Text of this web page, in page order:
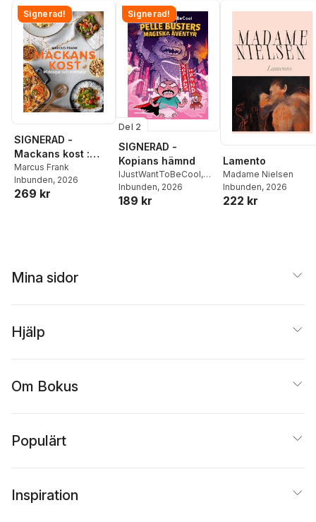
Signerad!
SIGNERAD -
Mackans kost :
Middagar och
matlådor
Marcus Frank
Inbunden, 2026
269 kr
Signerad!
Del 2
SIGNERAD -
Kopians hämnd
IJustWantToBeCool,
Joel Adolphson
Ejdemo Beer
Inbunden, 2026
189 kr
Lamento
Madame Nielsen
Inbunden, 2026
222 kr
Mina sidor
Hjälp
Om Bokus
Populärt
Inspiration